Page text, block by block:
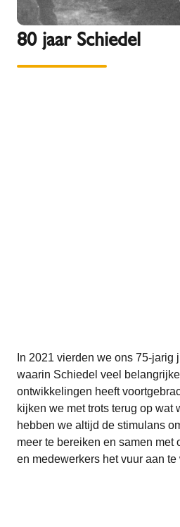
80 jaar Schiedel
In 2021 vierden we ons 75-jarig
waarin Schiedel veel
ontwikkelingen heeft
kijken we met trots terug op wat
hebben we altijd de stimulans
meer te bereiken en samen met
en medewerkers het vuur aan te